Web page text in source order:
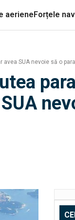
aerieneForțele
SUA nevoie să o